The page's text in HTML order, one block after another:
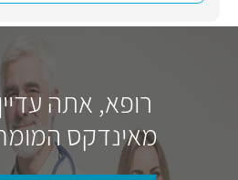
רופא, אתה
מאינדקס